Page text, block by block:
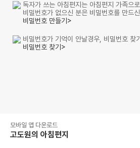
독자가 쓰는 아침편지는 아침편지 가족으
비밀번호가 없으신 분은 비밀번호를 만드
비밀번호 만들기>
비밀번호가 기억이 안날경우, 비밀번호 찾
비밀번호 찾기>
모바일 앱 다운로드
고도원의 아침편지